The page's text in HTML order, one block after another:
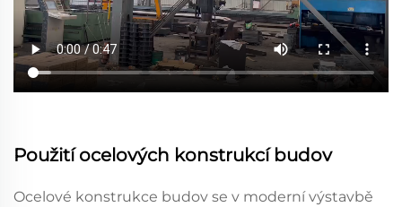
Použití ocelových konstrukcí budov
Ocelové konstrukce budov se v moderní výstavbě